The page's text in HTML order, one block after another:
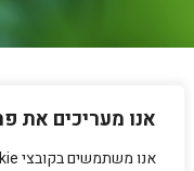
אנו מעריכים את
אתרים